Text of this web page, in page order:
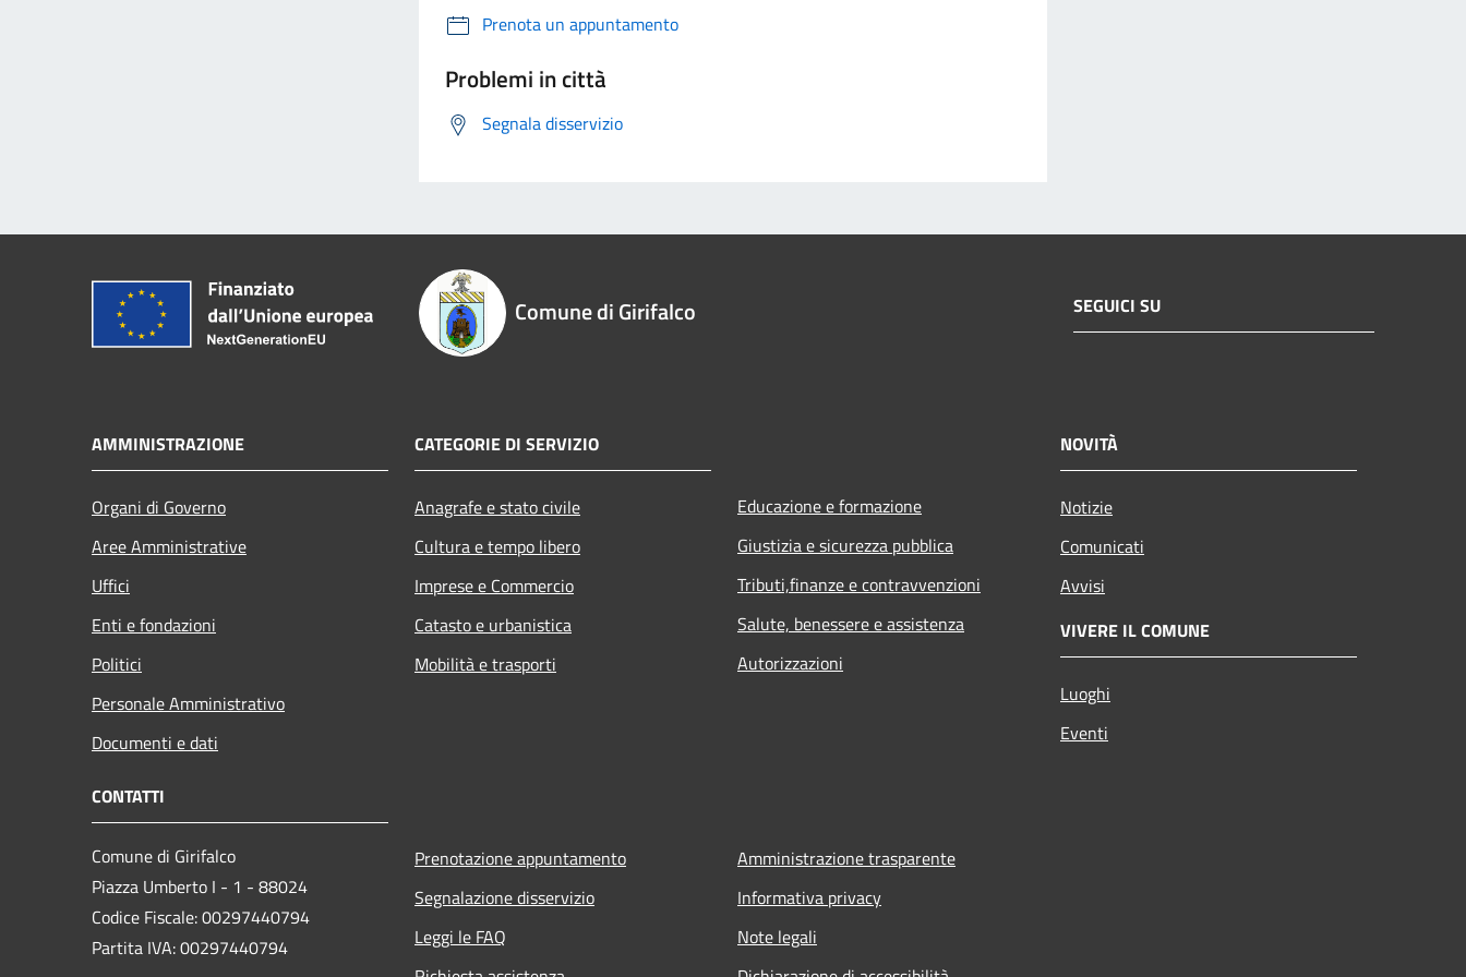
Prenota un appuntamento
Problemi in città
Segnala disservizio
Comune di Girifalco SEGUICI SU
AMMINISTRAZIONE
Organi di Governo
Aree Amministrative
Uffici
Enti e fondazioni
Politici
Personale Amministrativo
Documenti e dati
CATEGORIE DI SERVIZIO
Anagrafe e stato civile
Cultura e tempo libero
Imprese e Commercio
Catasto e urbanistica
Mobilità e trasporti
Educazione e formazione
Giustizia e sicurezza pubblica
Tributi,finanze e contravvenzioni
Salute, benessere e assistenza
Autorizzazioni
NOVITÀ
Notizie
Comunicati
Avvisi
VIVERE IL COMUNE
Luoghi
Eventi
CONTATTI
Comune di Girifalco
Piazza Umberto I - 1 - 88024
Codice Fiscale: 00297440794
Partita IVA: 00297440794
Prenotazione appuntamento
Segnalazione disservizio
Leggi le FAQ
Amministrazione trasparente
Informativa privacy
Note legali